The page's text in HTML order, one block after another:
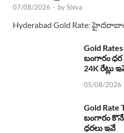
07/08/2026 - byShiva
Hyderabad Gold Rate:
Gold
బంగారం
24K రేట్లు
05/08/2026
Gold Rate
బంగారం
ధరలు ఇవే